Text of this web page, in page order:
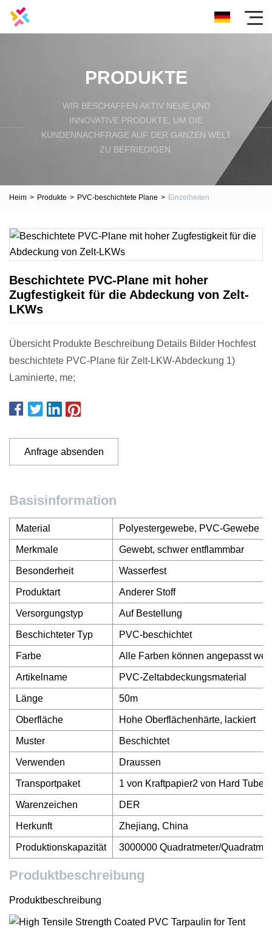
PRODUKTE
WIR BESCHAFFEN AKTIV NEUE UND
INNOVATIVE PRODUKTE, UM DIE
KUNDENNACHFRAGE AUF DER GANZEN WELT
ZU BEFRIEDIGEN.
Heim > Produkte > PVC-beschichtete Plane > Einzelheiten
Beschichtete PVC-Plane mit hoher
Zugfestigkeit für die Abdeckung von Zelt-
LKWs
Übersicht Produkte Beschreibung Details Bilder Hochfest
beschichtete PVC-Plane für Zelt-LKW-Abdeckung 1)
Laminierte, me;
Anfrage absenden
Basisinformation
Material Polyestergewebe, PVC-Gewebe
Merkmale Gewebt, schwer entflammbar
Besonderheit Wasserfest
Produktart Anderer Stoff
Versorgungstyp Auf Bestellung
Beschichteter Typ PVC-beschichtet
Farbe Alle Farben können angepasst
Artikelname PVC-Zeltabdeckungsmaterial
Länge 50m
Oberfläche Hohe Oberflächenhärte, lackiert
Muster Beschichtet
Verwenden Draussen
Transportpaket 1 von Kraftpapier2 von Hard
Warenzeichen DER
Herkunft Zhejiang, China
Produktionskapazität 3000000 Quadratmeter/
Produktbeschreibung
Produktbeschreibung